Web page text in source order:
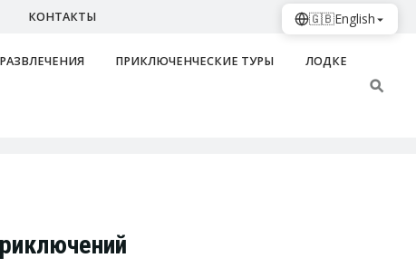
КОНТАКТЫ
ПРИКЛЮЧЕНЧЕСКИЕ ТУРЫ ЛОДКЕ
🇬🇧English